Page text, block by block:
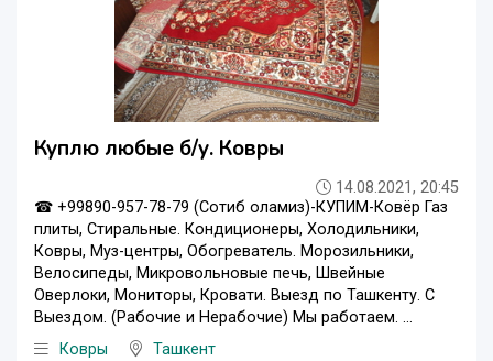
Куплю любые б/у. Ковры
14.08.2021, 20:45
☎ +99890-957-78-79 (Сотиб оламиз)-КУПИМ-Ковёр Газ
плиты, Стиральные. Кондиционеры, Холодильники,
Ковры, Муз-центры, Обогреватель. Морозильники,
Велосипеды, Микровольновые печь, Швейные
Оверлоки, Мониторы, Кровати. Выезд по Ташкенту. С
Выездом. (Рабочие и Нерабочие) Мы работаем. ...
Ковры
Ташкент